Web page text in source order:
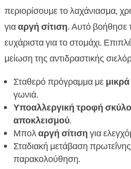
περιορίσουμε το λαχάνιασμα,
γιααργή σίτιση. Αυτό βοήθησε
ευχάριστα για το στομάχι.
μείωση της αντιδραστικής
Σταθερό πρόγραμμα με
γωνιά.
Υποαλλεργική τροφή
αποκλεισμού.
Μπολαργή σίτιση για
Σταδιακή μετάβαση
παρακολούθηση.